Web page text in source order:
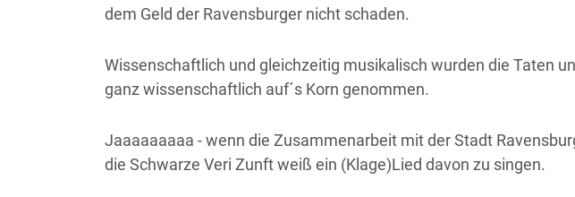
dem Geld der Ravensburger nicht schaden.
Wissenschaftlich und gleichzeitig musikalisch wurden die Taten
ganz wissenschaftlich auf´s Korn genommen.
Jaaaaaaaaa - wenn die Zusammenarbeit mit der Stadt
die Schwarze Veri Zunft weiß ein (Klage)Lied davon zu singen.